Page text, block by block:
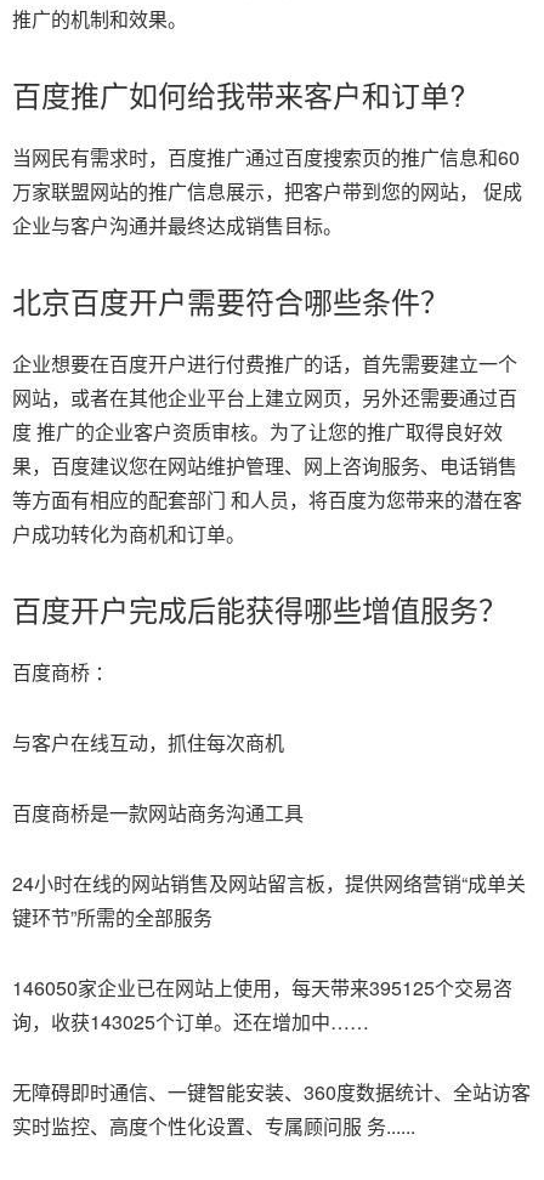
推广的机制和效果。
百度推广如何给我带来客户和订单?
当网民有需求时，百度推广通过百度搜索页的推广信息和60
万家联盟网站的推广信息展示，把客户带到您的网站， 促成
企业与客户沟通并最终达成销售目标。
北京百度开户需要符合哪些条件？
企业想要在百度开户进行付费推广的话，首先需要建立一个
网站，或者在其他企业平台上建立网页，另外还需要通过百
度 推广的企业客户资质审核。为了让您的推广取得良好效
果，百度建议您在网站维护管理、网上咨询服务、电话销售
等方面有相应的配套部门 和人员，将百度为您带来的潜在客
户成功转化为商机和订单。
百度开户完成后能获得哪些增值服务？
百度商桥 ：
与客户在线互动，抓住每次商机
百度商桥是一款网站商务沟通工具
24小时在线的网站销售及网站留言板，提供网络营销“成单关
键环节”所需的全部服务
146050家企业已在网站上使用，每天带来395125个交易咨
询，收获143025个订单。还在增加中……
无障碍即时通信、一键智能安装、360度数据统计、全站访客
实时监控、高度个性化设置、专属顾问服 务......